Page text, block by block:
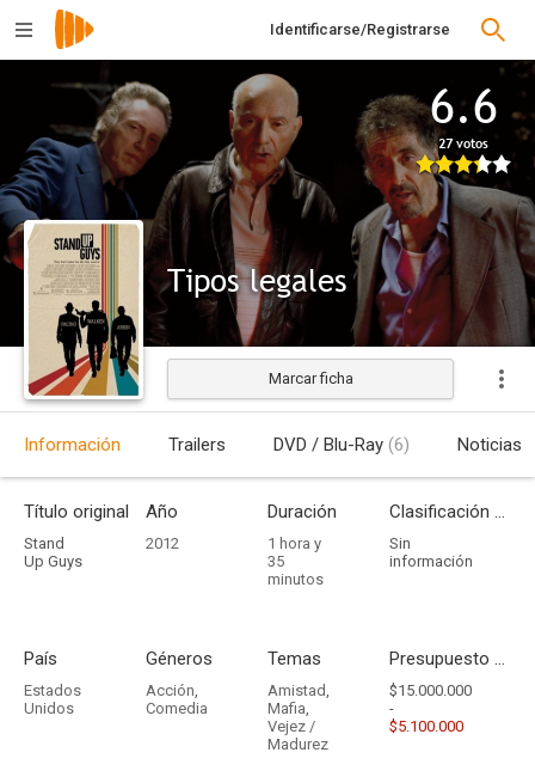
Identificarse/Registrarse
6.6
27 votos
Tipos legales
Estrenada
Marcar ficha
Información Trailers DVD / Blu-Ray (6) Noticias
Título original
Stand
Up Guys
Año
2012
Duración
1 hora y
35
minutos
Clasificación por edades
Sin
información
País
Estados
Unidos
Géneros
Acción,
Comedia
Temas
Amistad,
Mafia,
Vejez /
Madurez
Presupuesto - Ingresos
$15.000.000
-
$5.100.000